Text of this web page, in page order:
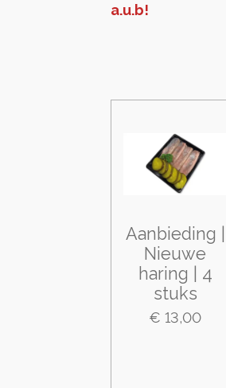
a.u.b!
Aanbieding |
Nieuwe
haring | 4
stuks
€ 13,00